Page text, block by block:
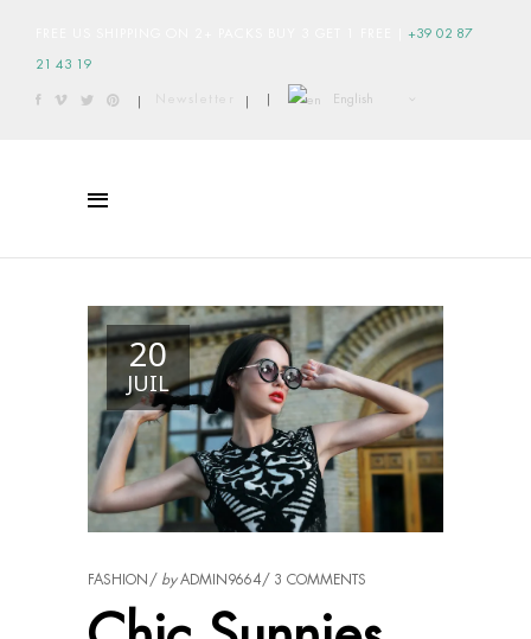
+39 02 87
21 43 19
| | | English
20
JUIL
FASHION byADMIN9664 3 COMMENTS